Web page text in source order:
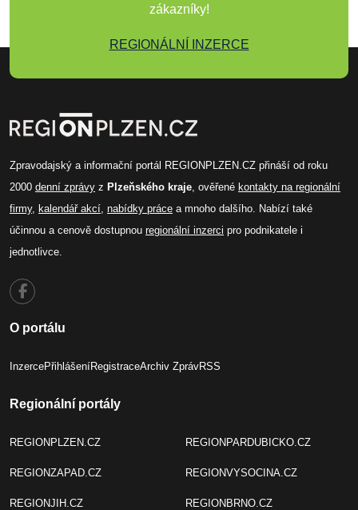
zákazníky!
REGIONÁLNÍ INZERCE
Zpravodajský a informační portál REGIONPLZEN.CZ přináší od roku
2000 denní zprávy z Plzeňského kraje, ověřené kontakty na regionální
firmy, kalendář akcí, nabídky práce a mnoho dalšího. Nabízí také
účinnou a cenově dostupnou regionální inzerci pro podnikatele i
jednotlivce.
O portálu
InzercePřihlášeníRegistraceArchiv ZprávRSS
Regionální portály
REGIONPLZEN.CZ
REGIONZAPAD.CZ
REGIONJIH.CZ
REGIONPARDUBICKO.CZ
REGIONVYSOCINA.CZ
REGIONBRNO.CZ